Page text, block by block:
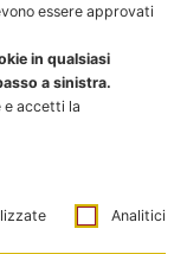
essere approvati
in qualsiasi
a sinistra.
e accetti la
Analitici